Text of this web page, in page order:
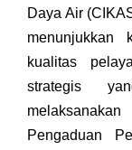
Daya Air
menunjukkan
kualitas
strategis
Pengaduan